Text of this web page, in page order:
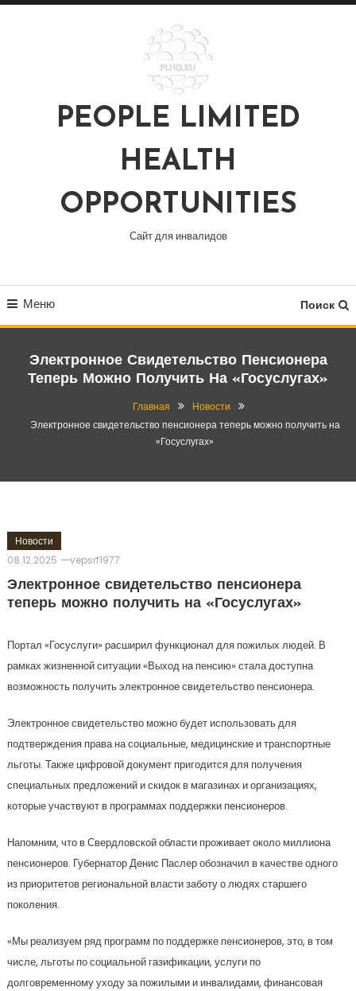
Перейти
PEOPLE LIMITED
HEALTH
OPPORTUNITIES
Сайт для инвалидов
Меню Поиск
Электронное Свидетельство Пенсионера
Теперь Можно Получить На «Госуслугах»
Главная
Новости
Электронное свидетельство пенсионера теперь можно получить на
«Госуслугах»
Новости
08.12.2025
vepsrf1977
Электронное свидетельство пенсионера
теперь можно получить на «Госуслугах»
Портал «Госуслуги» расширил функционал для пожилых людей. В
рамках жизненной ситуации «Выход на пенсию» стала доступна
возможность получить электронное свидетельство пенсионера.
Электронное свидетельство можно будет использовать для
подтверждения права на социальные, медицинские и транспортные
льготы. Также цифровой документ пригодится для получения
специальных предложений и скидок в магазинах и организациях,
которые участвуют в программах поддержки пенсионеров.
Напомним, что в Свердловской области проживает около миллиона
пенсионеров. Губернатор Денис Паслер обозначил в качестве одного
из приоритетов региональной власти заботу о людях старшего
поколения.
«Мы реализуем ряд программ по поддержке пенсионеров, это, в том
числе, льготы по социальной газификации, услуги по
долговременному уходу за пожилыми и инвалидами, финансовая